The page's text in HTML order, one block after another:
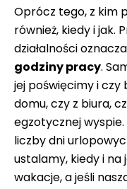
Oprócz tego, z kim
również, kiedy i jak.
działalności
godziny pracy.
jej poświęcimy i czy
domu, czy z biura,
egzotycznej
liczby dni
ustalamy, kiedy i na
wakacje, a jeśli